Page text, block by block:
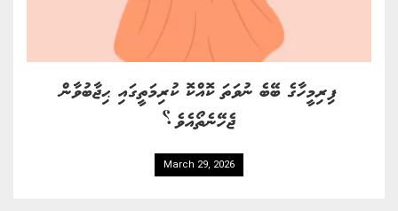
ފިރިމީހާގެ ބޭބެ ނުވަތަ ކޮއްކޮ ކުރިމަތީގައި ޙިޖާބުވާން
ޖެހޭނެތޯއެވެ؟
March 29, 2026